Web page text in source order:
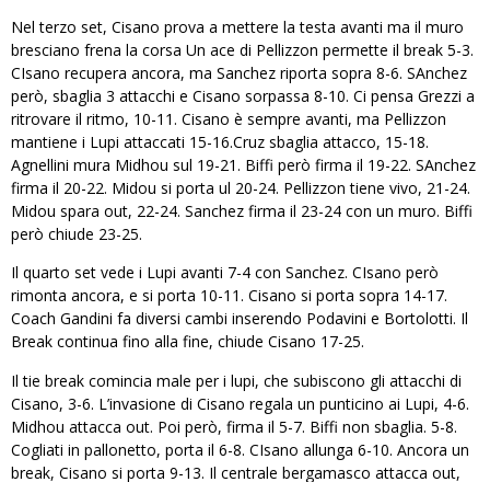
Nel terzo set, Cisano prova a mettere la testa avanti ma il muro
bresciano frena la corsa Un ace di Pellizzon permette il break 5-3.
CIsano recupera ancora, ma Sanchez riporta sopra 8-6. SAnchez
però, sbaglia 3 attacchi e Cisano sorpassa 8-10. Ci pensa Grezzi a
ritrovare il ritmo, 10-11. Cisano è sempre avanti, ma Pellizzon
mantiene i Lupi attaccati 15-16.Cruz sbaglia attacco, 15-18.
Agnellini mura Midhou sul 19-21. Biffi però firma il 19-22. SAnchez
firma il 20-22. Midou si porta ul 20-24. Pellizzon tiene vivo, 21-24.
Midou spara out, 22-24. Sanchez firma il 23-24 con un muro. Biffi
però chiude 23-25.
Il quarto set vede i Lupi avanti 7-4 con Sanchez. CIsano però
rimonta ancora, e si porta 10-11. Cisano si porta sopra 14-17.
Coach Gandini fa diversi cambi inserendo Podavini e Bortolotti. Il
Break continua fino alla fine, chiude Cisano 17-25.
Il tie break comincia male per i lupi, che subiscono gli attacchi di
Cisano, 3-6. L’invasione di Cisano regala un punticino ai Lupi, 4-6.
Midhou attacca out. Poi però, firma il 5-7. Biffi non sbaglia. 5-8.
Cogliati in pallonetto, porta il 6-8. CIsano allunga 6-10. Ancora un
break, Cisano si porta 9-13. Il centrale bergamasco attacca out,